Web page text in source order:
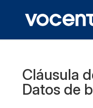
Cláusula
Datos de